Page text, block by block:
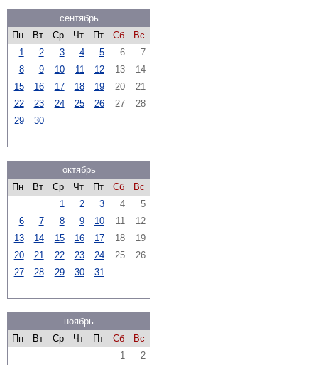
сентябрь
Пн
Вт Ср Чт Пт Сб
Вс
1
2 3 4 5 6
7
8
9 10 11 12 13
14
15
16 17 18 19 20
21
22
23 24 25 26 27
28
29
30
октябрь
Пн
Вт Ср Чт Пт Сб
Вс
1
2 3 4
5
6
7 8 9 10 11
12
13
14 15 16 17 18
19
20
21 22 23 24 25
26
27
28 29 30 31
ноябрь
Пн
Вт Ср Чт Пт Сб
Вс
1
2